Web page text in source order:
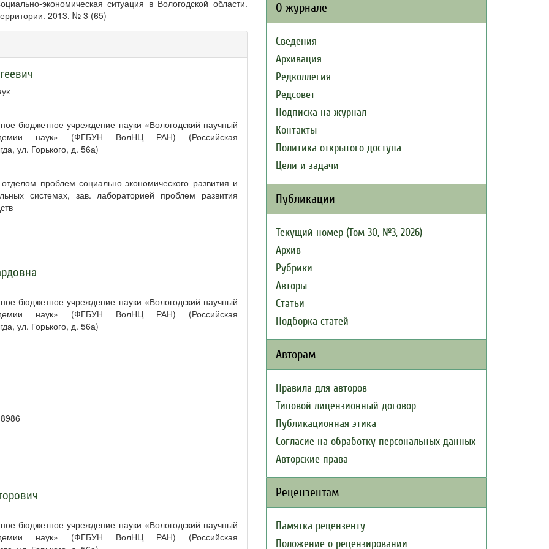
экономическая ситуация в Вологодской области.
2013. № 3 (65)
бюджетное учреждение науки «Вологодский научный
наук» (ФГБУН ВолНЦ РАН) (Российская
ул. Горького, д. 56а)
проблем социально-экономического развития и
системах, зав. лабораторией проблем развития
бюджетное учреждение науки «Вологодский научный
наук» (ФГБУН ВолНЦ РАН) (Российская
ул. Горького, д. 56а)
бюджетное учреждение науки «Вологодский научный
наук» (ФГБУН ВолНЦ РАН) (Российская
О журнале
Сведения
Архивация
Редколлегия
Редсовет
Подписка на журнал
Контакты
Политика открытого доступа
Цели и задачи
Публикации
Текущий номер (Том 30, №3, 2026)
Архив
Рубрики
Авторы
Статьи
Подборка статей
Авторам
Правила для авторов
Типовой лицензионный договор
Публикационная этика
Согласие на обработку персональных данных
Авторские права
Рецензентам
Памятка рецензенту
Положение о рецензировании